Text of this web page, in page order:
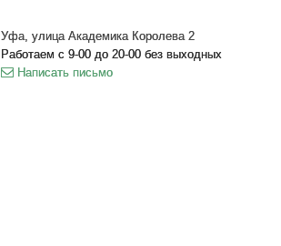
Уфа, улица Академика Королева 2
Работаем с 9-00 до 20-00 без выходных
Написать письмо